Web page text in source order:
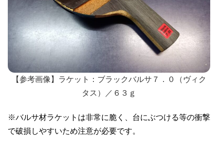
【参考画像】ラケット：ブラックバルサ７．０（ヴィク
タス）／６３ｇ
※バルサ材ラケットは非常に脆く、台にぶつける等の衝撃
で破損しやすいため注意が必要です。